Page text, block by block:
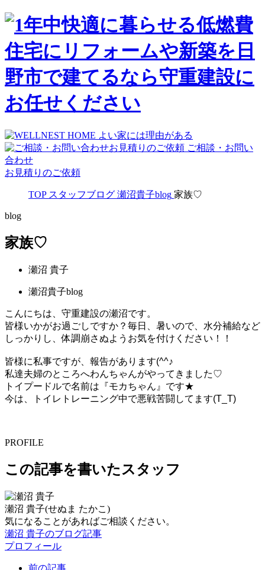
ご相談・お問い
合わせ
お見積りのご依頼
TOP スタッフブログ 瀬沼貴子blog 家族♡
blog
家族♡
瀬沼 貴子
瀬沼貴子blog
こんにちは、守重建設の瀬沼です。
皆様いかがお過ごしですか？毎日、暑いので、水分補給など
しっかりし、体調崩さぬようお気を付けください！！
皆様に私事ですが、報告があります(^^♪
私達夫婦のところへわんちゃんがやってきました♡
トイプードルで名前は『モカちゃん』です★
今は、トイレトレーニング中で悪戦苦闘してます(T_T)
PROFILE
この記事を書いたスタッフ
瀬沼 貴子(せぬま たかこ)
気になることがあればご相談ください。
瀬沼 貴子のブログ記事
プロフィール
前の記事